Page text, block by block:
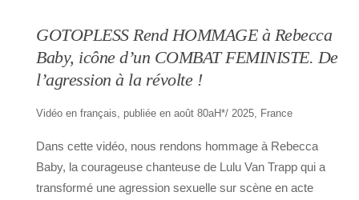
GOTOPLESS Rend HOMMAGE à Rebecca
Baby, icône d’un COMBAT FEMINISTE. De
l’agression à la révolte !
Vidéo en français, publiée en août 80aH*/ 2025, France
Dans cette vidéo, nous rendons hommage à Rebecca
Baby, la courageuse chanteuse de Lulu Van Trapp qui a
transformé une agression sexuelle sur scène en acte